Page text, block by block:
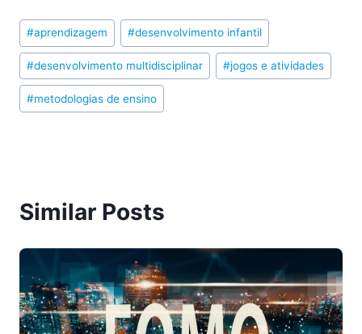
Post
Tags:
#aprendizagem #desenvolvimento infantil
#desenvolvimento multidisciplinar #jogos e atividades
#metodologias de ensino
Similar Posts